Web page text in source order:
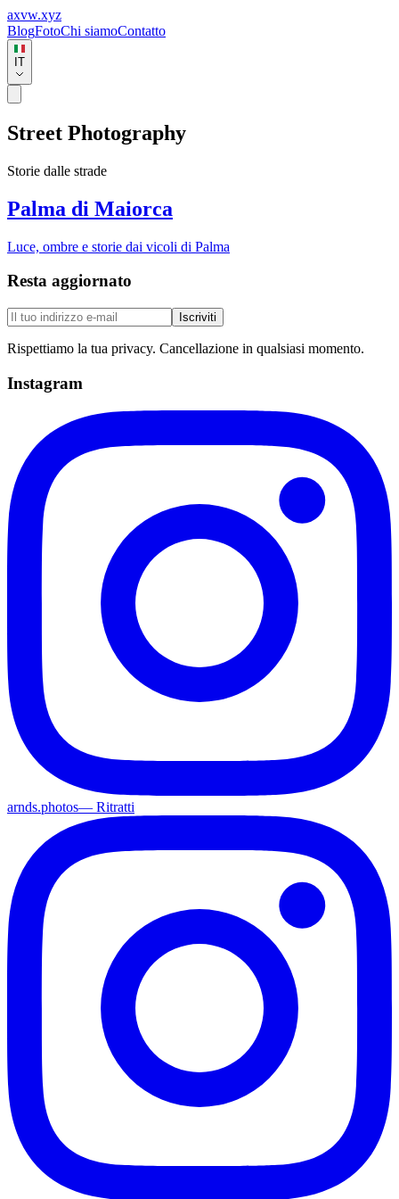
axvw.xyz
BlogFotoChi siamoContatto
IT
Street Photography
Storie dalle strade
Palma di Maiorca
Luce, ombre e storie dai vicoli di Palma
Resta aggiornato
Iscriviti
Rispettiamo la tua privacy. Cancellazione in qualsiasi momento.
Instagram
arnds.photos— Ritratti